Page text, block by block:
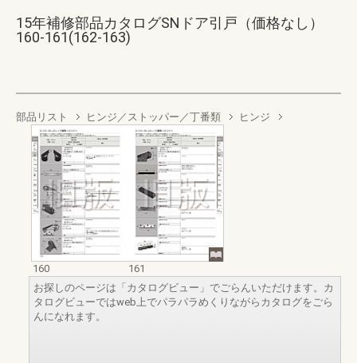
15年補修部品カタログSNドア引戸（価格なし）
160-161(162-163)
部品リスト ヒンジ／ストッパー／丁番類 ヒンジ
160
161
お探しのページは「カタログビュー」でごらんいただけます。カ
タログビューではweb上でパラパラめくりながらカタログをごら
んになれます。